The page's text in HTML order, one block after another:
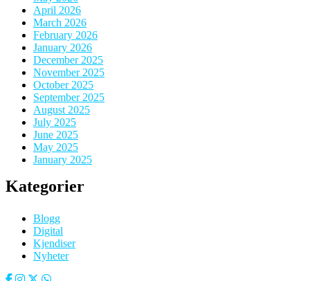
April 2026
March 2026
February 2026
January 2026
December 2025
November 2025
October 2025
September 2025
August 2025
July 2025
June 2025
May 2025
January 2025
Kategorier
Blogg
Digital
Kjendiser
Nyheter